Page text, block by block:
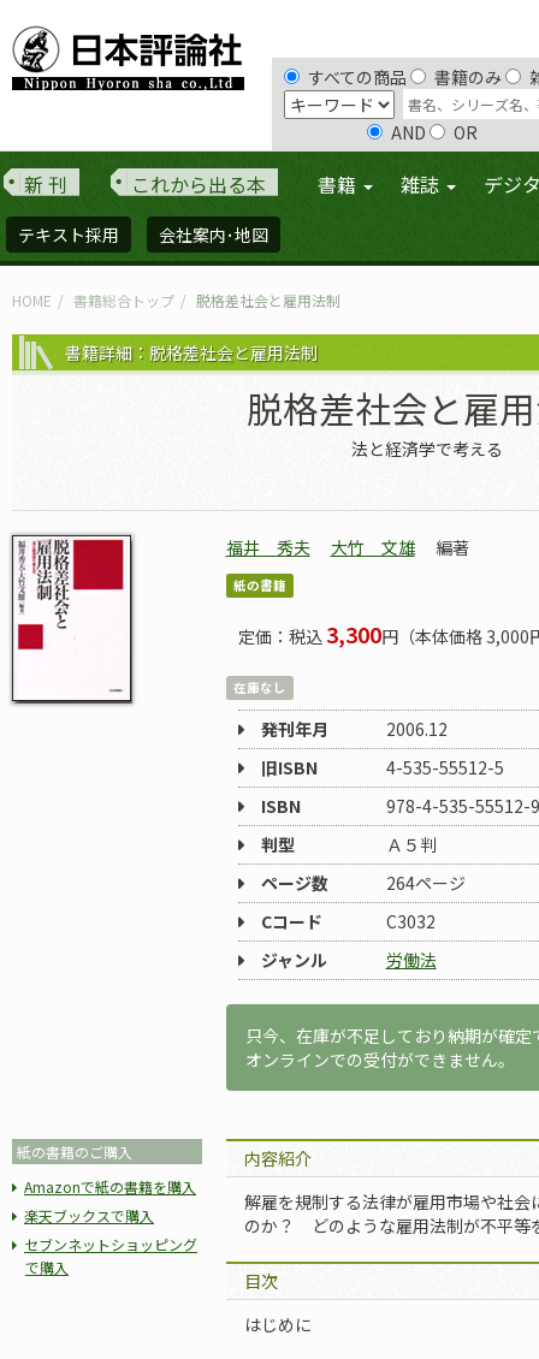
すべての商品 書籍のみ
AND OR
新 刊 これから出る本 書籍 雑誌 デジ
テキスト採用 会社案内･地図
HOME 書籍総合トップ 脱格差社会と雇用法制
書籍詳細：脱格差社会と雇用法制
脱格差社会と雇
法と経済学で考える
福井 秀夫 大竹 文雄 編著
紙の書籍
定価：税込 3,300円（本体価格 3,000
在庫なし
発刊年月
2006.12
旧ISBN
4-535-55512-5
ISBN
978-4-535-55512-9
判型
Ａ５判
ページ数
264ページ
Cコード
C3032
ジャンル
労働法
只今、在庫が不足しており納期が確定
オンラインでの受付ができません。
紙の書籍のご購入
Amazonで紙の書籍を購入
楽天ブックスで購入
セブンネットショッピング
で購入
内容紹介
解雇を規制する法律が雇用市場や社
のか？ どのような雇用法制が不平等
目次
はじめに